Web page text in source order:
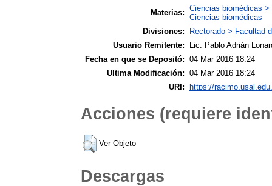
Materias: Ciencias biomédicas
Ciencias biomédicas
Divisiones:
Rectorado > Facultad
Usuario Remitente:
Lic. Pablo Adrián
Fecha en que se Depositó: 04 Mar 2016 18:24
Ultima Modificación: 04 Mar 2016 18:24
URI:
https://
Acciones (requiere
Ver Objeto
Descargas